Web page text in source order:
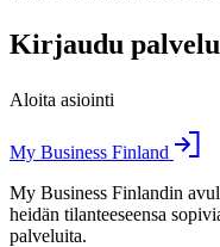
Kirjaudu
Aloita asiointi
My Business Finland
My Business Finlandin
heidän tilanteeseensa
palveluita.